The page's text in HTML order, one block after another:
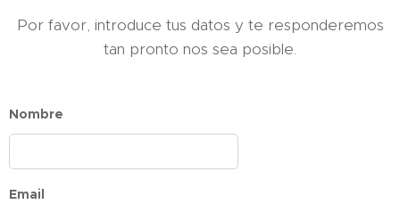
Por favor, introduce tus datos y te responderemos
tan pronto nos sea posible.
Nombre
Email